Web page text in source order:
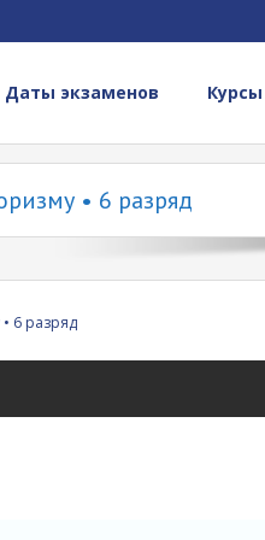
Даты экзаменов Курсы
• 6 разряд
6 разряд